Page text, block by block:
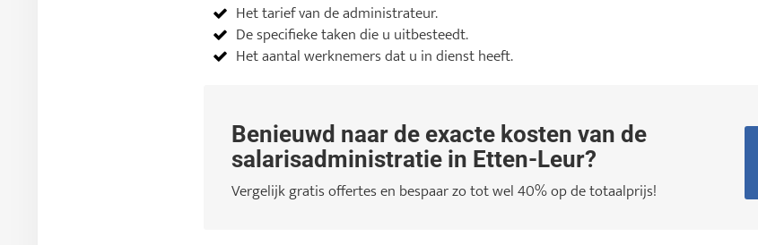
Het tarief van de administrateur.
De specifieke taken die u uitbesteedt.
Het aantal werknemers dat u in dienst heeft.
Benieuwd naar de exacte kosten van de
salarisadministratie in Etten-Leur?
Vergelijk gratis offertes en bespaar zo tot wel 40% op de totaalprijs!